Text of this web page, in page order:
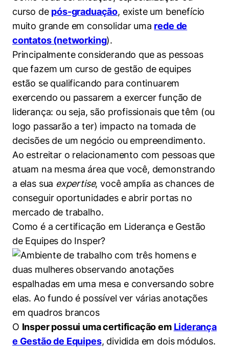
curso de pós-graduação, existe um benefício
muito grande em consolidar uma rede de
contatos (networking).
Principalmente considerando que as pessoas
que fazem um curso de gestão de equipes
estão se qualificando para continuarem
exercendo ou passarem a exercer função de
liderança: ou seja, são profissionais que têm (ou
logo passarão a ter) impacto na tomada de
decisões de um negócio ou empreendimento.
Ao estreitar o relacionamento com pessoas que
atuam na mesma área que você, demonstrando
a elas sua expertise, você amplia as chances de
conseguir oportunidades e abrir portas no
mercado de trabalho.
Como é a certificação em Liderança e Gestão
de Equipes do Insper?
O Insper possui uma certificação em Liderança
e Gestão de Equipes, dividida em dois módulos.
Cookies estritamente necessários
Cookies de preferências de usuário